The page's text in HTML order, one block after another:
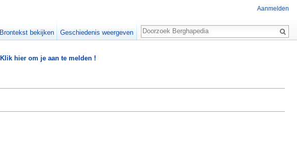
Klik hier om je aan te melden !
Aanmelden
Brontekst bekijken Geschiedenis weergeven
Zoeken